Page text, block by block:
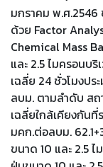
มกราคม พ.ศ
ด้วย Factor
Chemical Mass
และ 2.5 ไมครอนบ
เฉลี่ย 24 ชั่วโมงปร
ลบม. ตามลําดับ สถ
เฉลี่ยใกล้เคียงกันที่
มคก.ต่อลบม.
ขนาด 10 และ 2.5